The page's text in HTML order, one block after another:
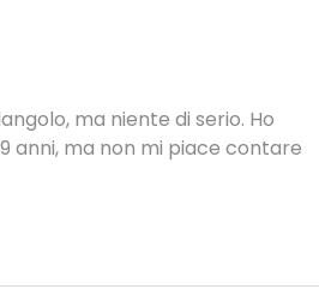
ma niente di serio. Ho
anni, ma non mi piace contare